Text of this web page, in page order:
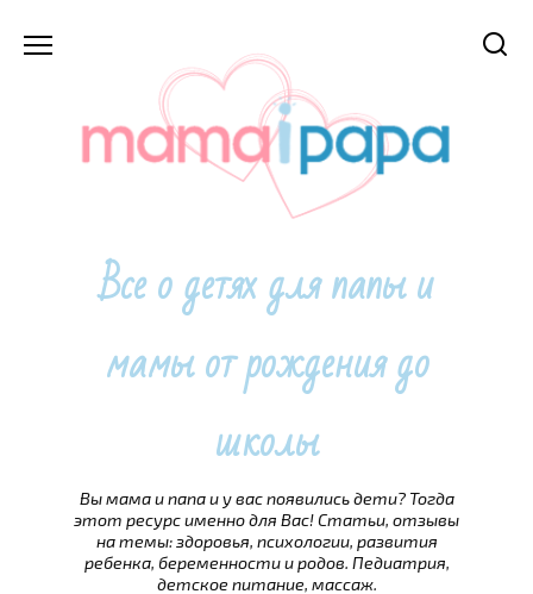
Все о детях для папы и
мамы от рождения до
школы
Вы мама и папа и у вас появились дети? Тогда
этот ресурс именно для Вас! Статьи, отзывы
на темы: здоровья, психологии, развития
ребенка, беременности и родов. Педиатрия,
детское питание, массаж.